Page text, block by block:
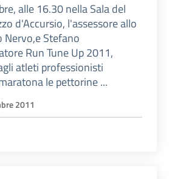
alle 16.30 nella Sala del
d'Accursio, l'assessore allo
Nervo,e Stefano
Run Tune Up 2011,
atleti professionisti
le pettorine ...
2011